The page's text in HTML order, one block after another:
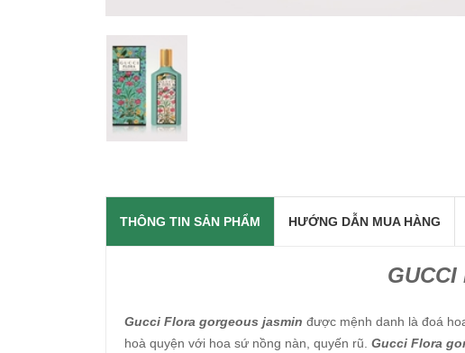
THÔNG TIN SẢN PHẨM HƯỚNG DẪN MUA HÀNG
GUCCI
Gucci Flora gorgeous jasmin được mệnh danh là đoá
hoà quyện với hoa sứ nồng nàn, quyến rũ. Gucci Flora